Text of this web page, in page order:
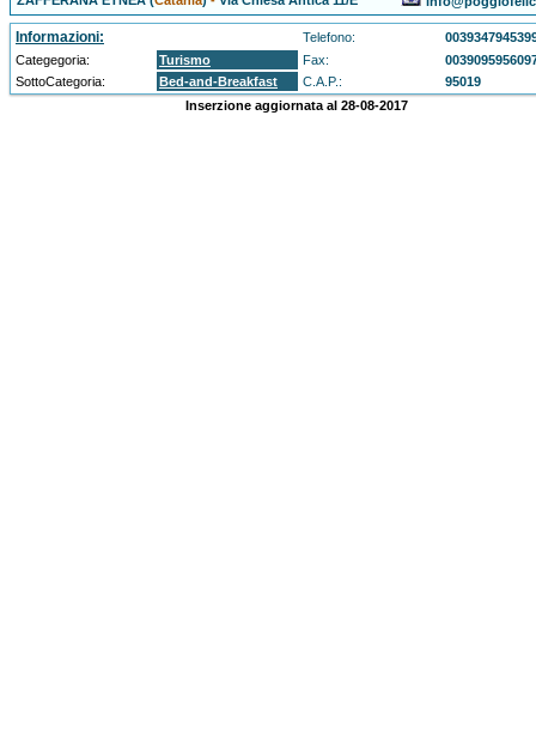
Informazioni: Telefono:
Categegoria:
Turismo Fax:
SottoCategoria:
Bed-and-Breakfast C.A.P.:
95019
Inserzione aggiornata al 28-08-2017